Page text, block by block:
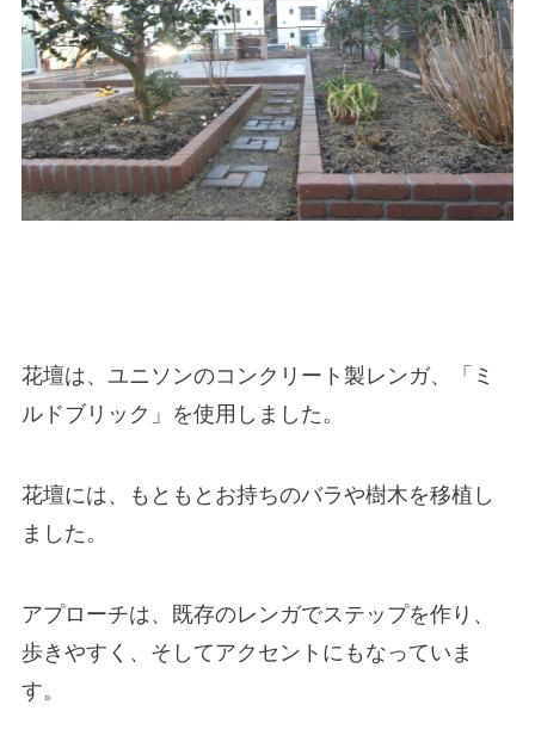
花壇は、ユニソンのコンクリート製レンガ、「ミ
ルドブリック」を使用しました。
花壇には、もともとお持ちのバラや樹木を移植し
ました。
アプローチは、既存のレンガでステップを作り、
歩きやすく、そしてアクセントにもなっていま
す。